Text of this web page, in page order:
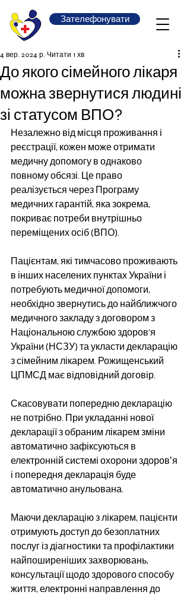
Зателефонувати
До якого сімейного лікаря
можна звернутися людині
зі статусом ВПО?
4 вер. 2024 р. Читати 1 хв
Незалежно від місця проживання і
реєстрації, кожен може отримати
медичну допомогу в однаково
повному обсязі. Це право
реалізується через Програму
медичних гарантій, яка зокрема,
покриває потреби внутрішньо
переміщених осіб (ВПО).
Пацієнтам, які тимчасово проживають
в інших населених пунктах України і
потребують медичної допомоги,
необхідно звернутись до найближчого
медичного закладу з договором з
Національною службою здоров'я
України (НСЗУ) та укласти декларацію
з сімейним лікарем. Рожищенський
ЦПМСД має відповідний договір.
Скасовувати попередню декларацію
не потрібно. При укладанні нової
декларації з обраним лікарем зміни
автоматично зафіксуються в
електронній системі охорони здоровʼя
і попередня декларація буде
автоматично анульована.
Маючи декларацію з лікарем, пацієнти
отримують доступ до безоплатних
послуг із діагностики та профілактики
найпоширеніших захворювань,
консультації щодо здорового способу
життя, електронні направлення до